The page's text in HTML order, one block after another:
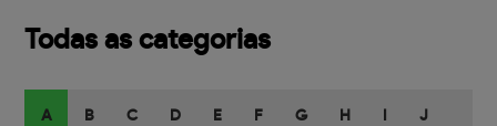
Todas as categorias
A B C D E F G H J